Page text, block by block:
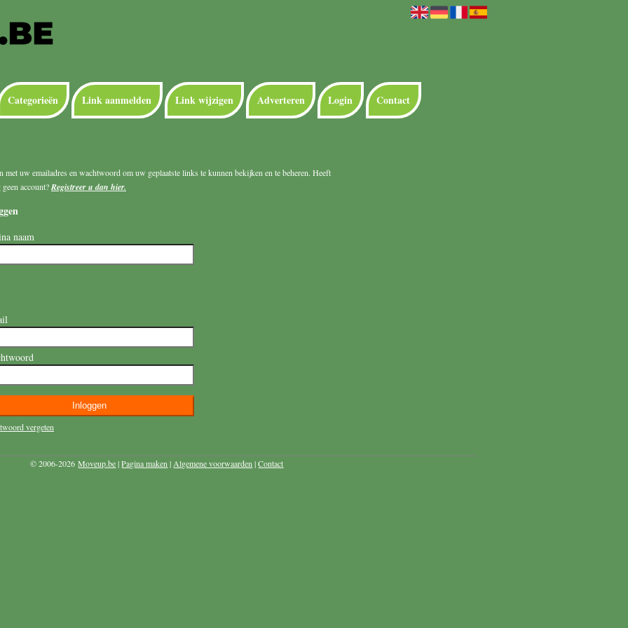
Categorieën Link aanmelden Link wijzigen Adverteren Login Contact
met uw emailadres en wachtwoord om uw geplaatste links te kunnen bekijken en te beheren. Heeft
account?Registreer u dan hier.
naam
vergeten
© 2006-2026Moveup.be|Pagina maken | Algemene voorwaarden |Contact